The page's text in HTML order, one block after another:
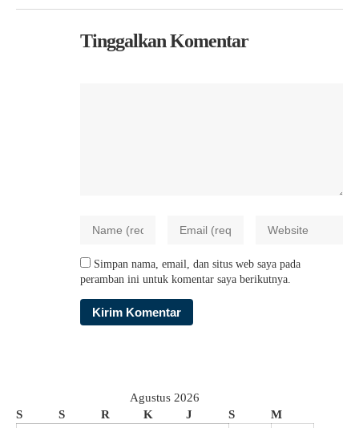
Tinggalkan Komentar
Simpan nama, email, dan situs web saya pada
peramban ini untuk komentar saya berikutnya.
Agustus 2026
S
S R K J S M